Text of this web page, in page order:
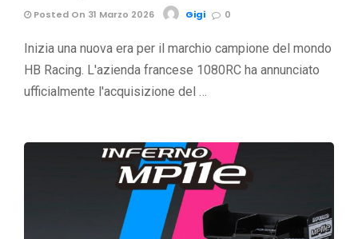
Posted On 31 Marzo 2026 Gigi 0
Inizia una nuova era per il marchio campione del mondo
HB Racing. L'azienda francese 1080RC ha annunciato
ufficialmente l'acquisizione del …